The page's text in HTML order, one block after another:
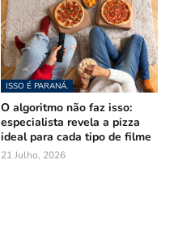
ISSO É PARANÁ.
O algoritmo não faz isso:
especialista revela a pizza
ideal para cada tipo de filme
21 Julho, 2026